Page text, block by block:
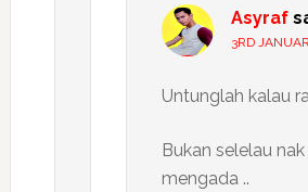
Asyraf
3RD
Untunglah kalau
Bukan selelau
mengada ..